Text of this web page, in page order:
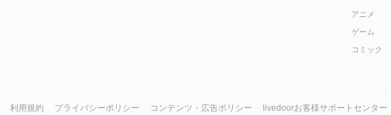
アニメ
ゲーム
コミック
利用規約 プライバシーポリシー コンテンツ・広告ポリシー livedoorお客様サポートセンター